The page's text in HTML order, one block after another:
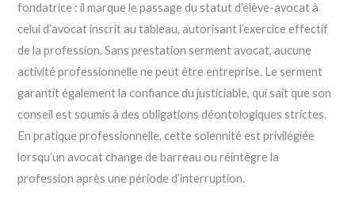
fondatrice : il marque le passage du statut d’élève-avocat à
celui d’avocat inscrit au tableau, autorisant l’exercice effectif
de la profession. Sans prestation serment avocat, aucune
activité professionnelle ne peut être entreprise. Le serment
garantit également la confiance du justiciable, qui sait que son
conseil est soumis à des obligations déontologiques strictes.
En pratique professionnelle, cette solennité est privilégiée
lorsqu’un avocat change de barreau ou réintègre la
profession après une période d’interruption.